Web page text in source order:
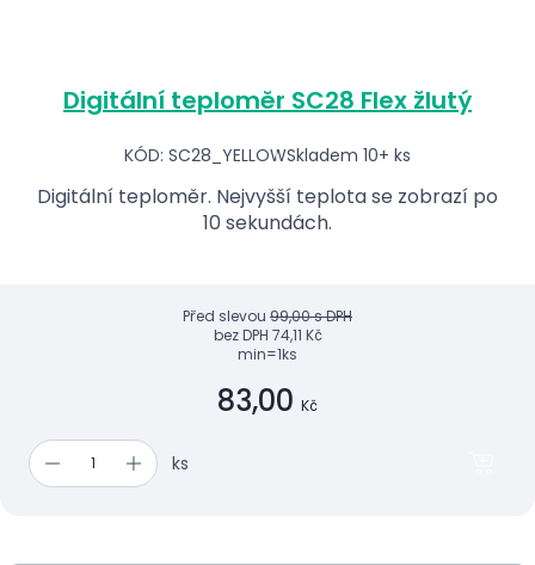
Digitální teploměr SC28 Flex žlutý
KÓD: SC28_YELLOWSkladem 10+ ks
Digitální teploměr. Nejvyšší teplota se zobrazí po
10 sekundách.
Před slevou 99,00 s DPH
bez DPH 74,11 Kč
min=1ks
83,00 Kč
ks